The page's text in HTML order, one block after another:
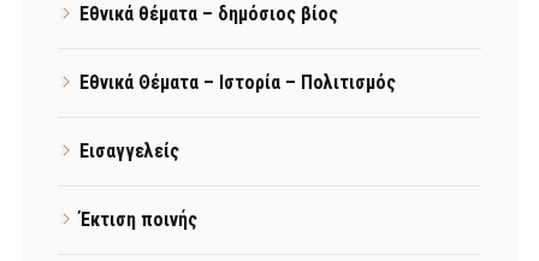
Εθνικά θέματα – δημόσιος βίος
Εθνικά Θέματα – Ιστορία – Πολιτισμός
Εισαγγελείς
Έκτιση ποινής